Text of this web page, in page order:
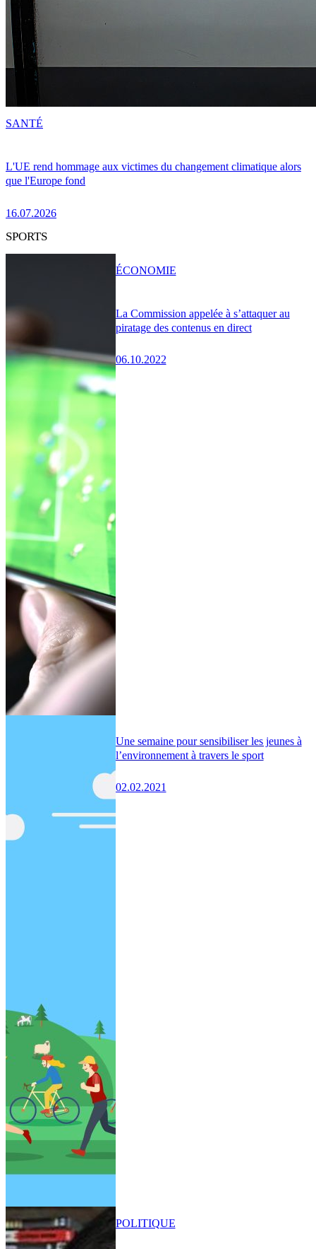
L'UE rend hommage aux victimes du changement climatique alors
que l'Europe fond
16.07.2026
SANTÉ
SPORTS
La Commission appelée à s’attaquer au
piratage des contenus en direct
06.10.2022
ÉCONOMIE
Une semaine pour sensibiliser les jeunes à
l’environnement à travers le sport
02.02.2021
POLITIQUE